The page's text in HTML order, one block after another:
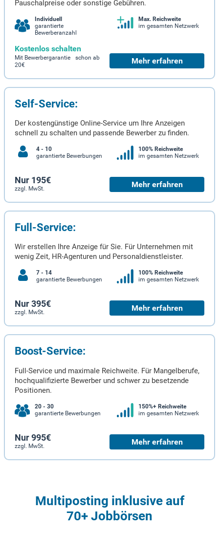
Pauschalpreise oder sonstige Gebühren.
Individuell
garantierte
Bewerberanzahl
Max. Reichweite
im gesamten Netzwerk
Kostenlos schalten
Mit Bewerbergarantie schon ab
20€
Mehr erfahren
Self-Service:
Der kostengünstige Online-Service um Ihre Anzeigen
schnell zu schalten und passende Bewerber zu finden.
4 - 10
garantierte Bewerbungen
100% Reichweite
im gesamten Netzwerk
Nur 195€
zzgl. MwSt. Mehr erfahren
Full-Service:
Wir erstellen Ihre Anzeige für Sie. Für Unternehmen mit
wenig Zeit, HR-Agenturen und Personaldienstleister.
7 - 14
garantierte Bewerbungen
100% Reichweite
im gesamten Netzwerk
Nur 395€
zzgl. MwSt. Mehr erfahren
Boost-Service:
Full-Service und maximale Reichweite. Für Mangelberufe,
hochqualifizierte Bewerber und schwer zu besetzende
Positionen.
20 - 30
garantierte Bewerbungen
150%+ Reichweite
im gesamten Netzwerk
Nur 995€
zzgl. MwSt. Mehr erfahren
Multiposting inklusive auf
70+ Jobbörsen